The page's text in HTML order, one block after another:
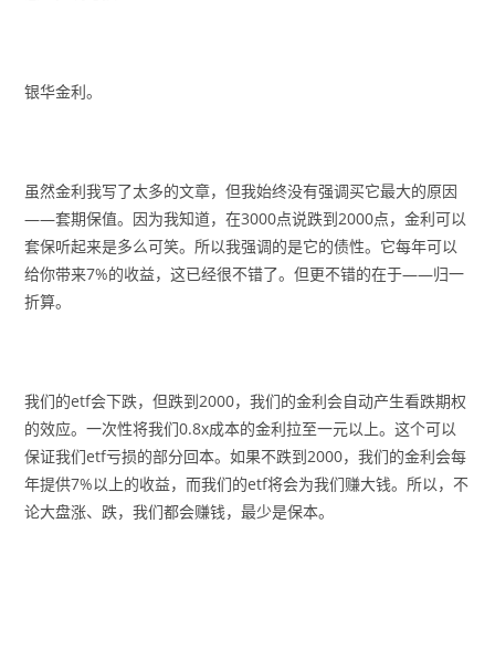
银华金利。
虽然金利我写了太多的文章，但我始终没有强调买它最大的原因
——套期保值。因为我知道，在3000点说跌到2000点，金利可以
套保听起来是多么可笑。所以我强调的是它的债性。它每年可以
给你带来7%的收益，这已经很不错了。但更不错的在于——归一
折算。
我们的etf会下跌，但跌到2000，我们的金利会自动产生看跌期权
的效应。一次性将我们0.8x成本的金利拉至一元以上。这个可以
保证我们etf亏损的部分回本。如果不跌到2000，我们的金利会每
年提供7%以上的收益，而我们的etf将会为我们赚大钱。所以，不
论大盘涨、跌，我们都会赚钱，最少是保本。